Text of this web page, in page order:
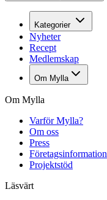
Kategorier
Nyheter
Recept
Medlemskap
Om Mylla
Om Mylla
Varför Mylla?
Om oss
Press
Företagsinformation
Projektstöd
Läsvärt